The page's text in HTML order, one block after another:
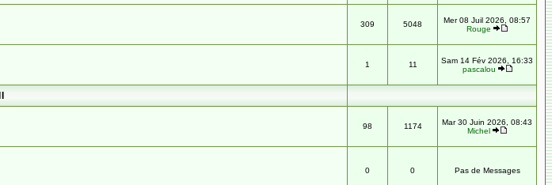
309 5048
Mer 08 Juil 2026, 08:57
Rouge
1 11
Sam 14 Fév 2026, 16:33
pascalou
98 1174
Mar 30 Juin 2026, 08:43
Michel
0 0 Pas de Messages